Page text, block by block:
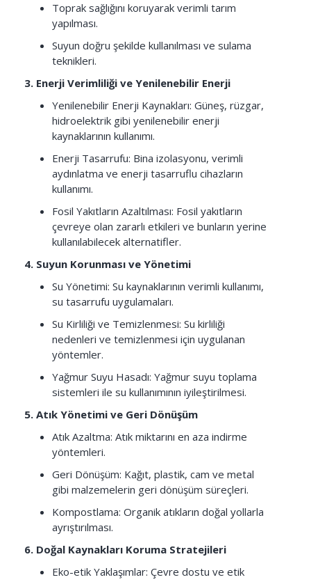
Toprak sağlığını koruyarak verimli tarım
yapılması.
Suyun doğru şekilde kullanılması ve sulama
teknikleri.
3. Enerji Verimliliği ve Yenilenebilir Enerji
Yenilenebilir Enerji Kaynakları: Güneş, rüzgar,
hidroelektrik gibi yenilenebilir enerji
kaynaklarının kullanımı.
Enerji Tasarrufu: Bina izolasyonu, verimli
aydınlatma ve enerji tasarruflu cihazların
kullanımı.
Fosil Yakıtların Azaltılması: Fosil yakıtların
çevreye olan zararlı etkileri ve bunların yerine
kullanılabilecek alternatifler.
4. Suyun Korunması ve Yönetimi
Su Yönetimi: Su kaynaklarının verimli kullanımı,
su tasarrufu uygulamaları.
Su Kirliliği ve Temizlenmesi: Su kirliliği
nedenleri ve temizlenmesi için uygulanan
yöntemler.
Yağmur Suyu Hasadı: Yağmur suyu toplama
sistemleri ile su kullanımının iyileştirilmesi.
5. Atık Yönetimi ve Geri Dönüşüm
Atık Azaltma: Atık miktarını en aza indirme
yöntemleri.
Geri Dönüşüm: Kağıt, plastik, cam ve metal
gibi malzemelerin geri dönüşüm süreçleri.
Kompostlama: Organik atıkların doğal yollarla
ayrıştırılması.
6. Doğal Kaynakları Koruma Stratejileri
Eko-etik Yaklaşımlar: Çevre dostu ve etik